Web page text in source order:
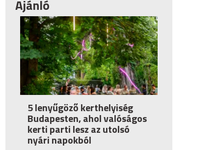
Ajánló
5 lenyűgöző kerthelyiség
Budapesten, ahol valóságos
kerti parti lesz az utolsó
nyári napokból